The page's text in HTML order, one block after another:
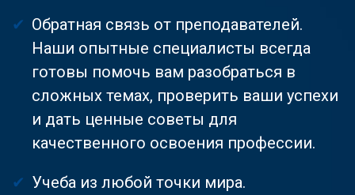
Обратная связь от преподавателей.
Наши опытные специалисты всегда
готовы помочь вам разобраться в
сложных темах, проверить ваши успехи
и дать ценные советы для
качественного освоения профессии.
Учеба из любой точки мира.